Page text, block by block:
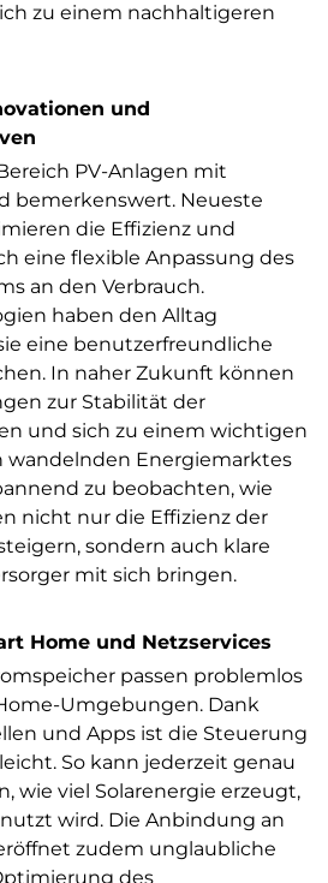
zu einem nachhaltigeren
und
PV-Anlagen mit
bemerkenswert. Neueste
die Effizienz und
eine flexible Anpassung des
an den Verbrauch.
haben den Alltag
eine benutzerfreundliche
In naher Zukunft können
zur Stabilität der
und sich zu einem wichtigen
wandelnden Energiemarktes
zu beobachten, wie
nicht nur die Effizienz der
sondern auch klare
mit sich bringen.
Home und Netzservices
passen problemlos
Umgebungen. Dank
und Apps ist die Steuerung
So kann jederzeit genau
wie viel Solarenergie erzeugt,
wird. Die Anbindung an
zudem unglaubliche
des